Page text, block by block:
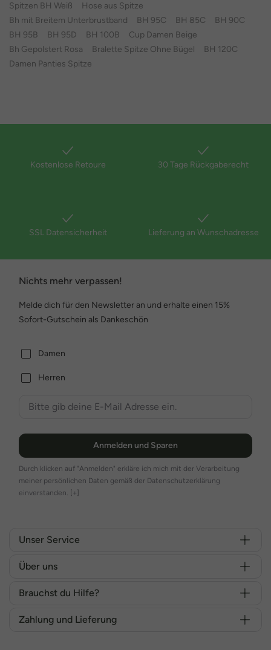
Spitzen BH Weiß
Hose aus Spitze
Bh mit Breitem Unterbrustband
BH 95C BH 85C
BH 90C
BH 95B
BH 95D BH 100B
Cup Damen Beige
Bh Gepolstert Rosa
Bralette Spitze Ohne Bügel
BH 120C
Damen Panties Spitze
Kostenlose Retoure 30 Tage Rückgaberecht
SSL Datensicherheit Lieferung an Wunschadresse
Nichts mehr verpassen!
Melde dich für den Newsletter an und erhalte einen 15%
Sofort-Gutschein als Dankeschön
Damen
Herren
Anmelden und Sparen
Durch klicken auf "Anmelden" erkläre ich mich mit der Verarbeitung
meiner persönlichen Daten gemäß der Datenschutzerklärung
einverstanden. [+]
Unser Service
Über uns
Brauchst du Hilfe?
Zahlung und Lieferung